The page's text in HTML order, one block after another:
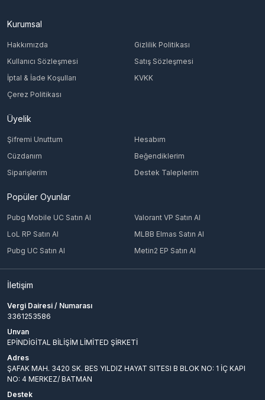
Kurumsal
Hakkımızda
Gizlilik Politikası
Kullanıcı Sözleşmesi
Satış Sözleşmesi
İptal & İade Koşulları
KVKK
Çerez Politikası
Üyelik
Şifremi Unuttum
Hesabım
Cüzdanım
Beğendiklerim
Siparişlerim
Destek Taleplerim
Popüler Oyunlar
Pubg Mobile UC Satın Al
Valorant VP Satın Al
LoL RP Satın Al
MLBB Elmas Satın Al
Pubg UC Satın Al
Metin2 EP Satın Al
İletişim
Vergi Dairesi / Numarası
3361253586
Unvan
EPİNDİGİTAL BİLİŞİM LİMİTED ŞİRKETİ
Adres
ŞAFAK MAH. 3420 SK. BES YILDIZ HAYAT SITESI B BLOK NO: 1 İÇ KAPI
NO: 4 MERKEZ/ BATMAN
Destek